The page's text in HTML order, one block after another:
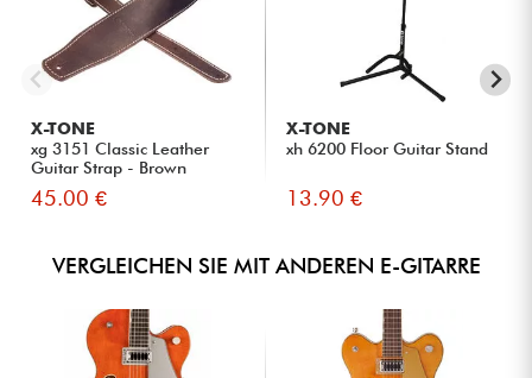
X-TONE
xg 3151 Classic Leather
Guitar Strap - Brown
45.00 €
X-TONE
xh 6200 Floor Guitar Stand
13.90 €
VERGLEICHEN SIE MIT ANDEREN E-GITARRE